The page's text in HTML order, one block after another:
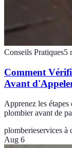
Conseils Pratiques5
Comment
Avant
Apprenez les
plombier avant de
plomberieservices à
Aug 6